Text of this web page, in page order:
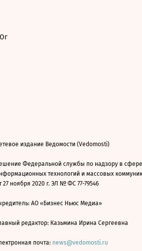
издание Ведомости (Vedomosti)
Федеральной службы по надзору в
технологий и массовых
27 ноября 2020 г. ЭЛ № ФС 77-79546
АО «Бизнес Ньюс Медиа»
редактор: Казьмина Ирина Сергеевна
почта: news@vedomosti.ru